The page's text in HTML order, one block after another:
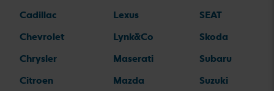
Cadillac
Chevrolet
Chrysler
Citroen
Lexus
Lynk&Co
Maserati
Mazda
SEAT
Skoda
Subaru
Suzuki